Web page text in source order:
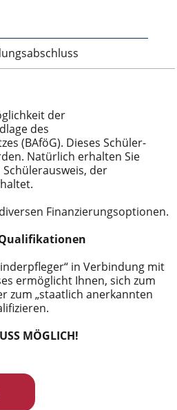
der
des
(BAföG). Dieses Schüler-
Natürlich erhalten Sie
der
Finanzierungsoptionen.
in Verbindung mit
ermöglicht Ihnen, sich zum
zum „staatlich anerkannten
MÖGLICH!